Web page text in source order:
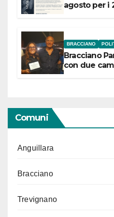
agosto per i
BRACCIANO
Bracciano
con due
Comuni
Anguillara
Bracciano
Trevignano